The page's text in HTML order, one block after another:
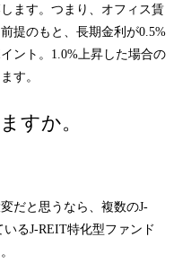
ます。つまり、オフィス賃
提のもと、長期金利が0.5%
ント。1.0%上昇した場合の
す。
すか。
だと思うなら、複数のJ-
るJ-REIT特化型ファンド